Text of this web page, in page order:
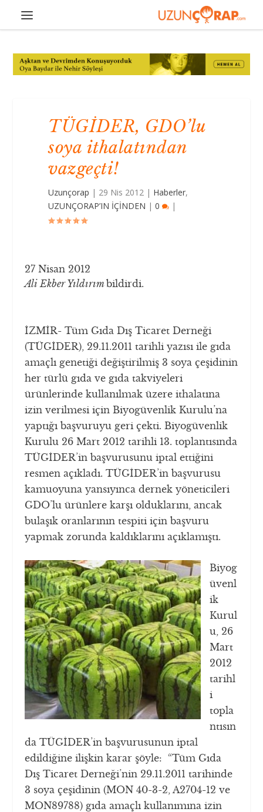
TÜGİDER, GDO’lu
soya ithalatından
vazgeçti!
Uzunçorap | 29 Nis 2012 | Haberler,
UZUNÇORAP’IN İÇİNDEN |0 |
27 Nisan 2012
Ali Ekber Yıldırımbildirdi.
İZMİR- Tüm Gıda Dış Ticaret Derneği
(TÜGİDER), 29.11.2011 tarihli yazısı ile gıda
amaçlı genetiği değiştirilmiş 3 soya çeşidinin
her türlü gıda ve gıda takviyeleri
ürünlerinde kullanılmak üzere ithalatına
izin verilmesi için Biyogüvenlik Kurulu’na
yaptığı başvuruyu geri çekti. Biyogüvenlik
Kurulu 26 Mart 2012 tarihli 13. toplantısında
TÜGİDER’in başvurusunu iptal ettiğini
resmen açıkladı. TÜGİDER’in başvurusu
kamuoyuna yansıyınca dernek yöneticileri
GDO’lu ürünlere karşı olduklarını, ancak
bulaşık oranlarının tespiti için başvuru
yapmak zorunda kaldıklarını açıklamıştı.
Biyog
üvenl
ik
Kurul
u, 26
Mart
2012
tarihl
i
topla
ntısın
da TÜGİDER’in başvurusunun iptal
edildiğine ilişkin karar şöyle: “Tüm Gıda
Dış Ticaret Derneği’nin 29.11.2011 tarihinde
3 soya çeşidinin (MON 40-3-2, A2704-12 ve
MON89788) gıda amaçlı kullanımına izin